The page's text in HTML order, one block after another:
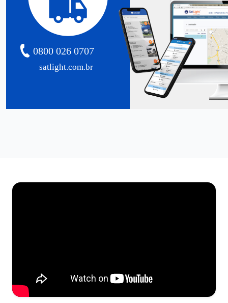
satlight.com.br
0800 026 0707